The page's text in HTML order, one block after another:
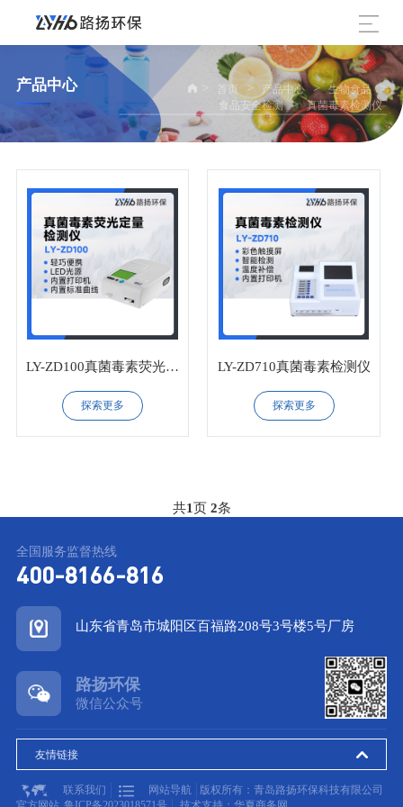
产品中心 首页 > 产品中心 > 生物食品 >
食品安全检测 > 真菌毒素检测仪
LY-ZD100真菌毒素荧光定
量检测仪
探索更多
LY-ZD710真菌毒素检测仪
探索更多
共1页 2条
全国服务监督热线
400-8166-816
山东省青岛市城阳区百福路208号3号楼5号厂房
路扬环保
微信公众号
友情链接
联系我们 网站导航
版权所有：青岛路扬环保科技有限公司